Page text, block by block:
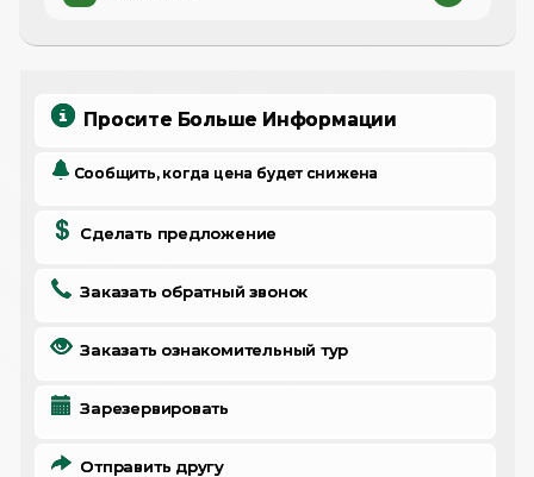
Просите Больше Информации
Сообщить, когда цена будет снижена
Сделать предложение
Заказать обратный звонок
Заказать ознакомительный тур
Зарезервировать
Отправить другу